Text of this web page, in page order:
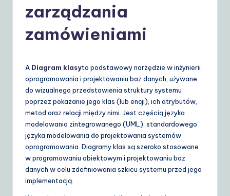
o
D
ai
ly
G
zarządzania
zamówieniami
A Diagram klasyto podstawowy narzędzie w inżynierii
oprogramowania i projektowaniu baz danych, używane
do wizualnego przedstawienia struktury systemu
poprzez pokazanie jego klas (lub encji), ich atrybutów,
metod oraz relacji między nimi. Jest częścią języka
modelowania zintegrowanego (UML), standardowego
języka modelowania do projektowania systemów
oprogramowania. Diagramy klas są szeroko stosowane
w programowaniu obiektowym i projektowaniu baz
danych w celu zdefiniowania szkicu systemu przed jego
implementacją.